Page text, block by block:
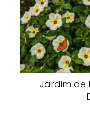
Jardim de